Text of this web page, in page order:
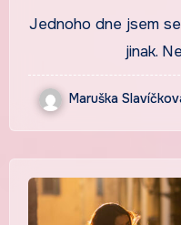
Jednoho dne jsem
jinak.
Maruška